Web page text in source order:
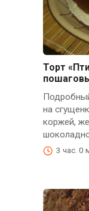
Торт
на
коржей,
3 час. 0